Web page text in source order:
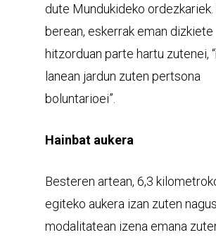
dute Mundukideko ordezkariek.
berean, eskerrak eman dizkiete
hitzorduan parte hartu zutenei,
lanean jardun zuten pertsona
boluntarioei”.
Hainbat aukera
Besteren artean, 6,3
egiteko aukera izan zuten
modalitatean izena emana